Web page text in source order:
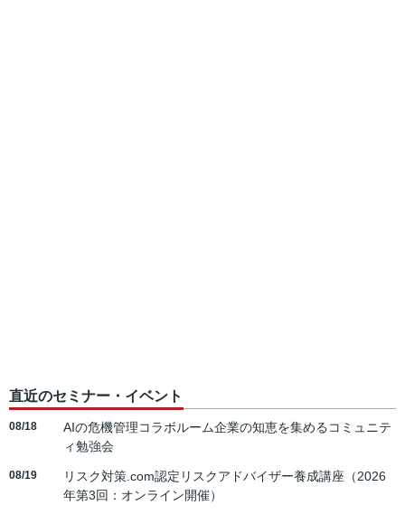
直近のセミナー・イベント
08/18
AIの危機管理コラボルーム企業の知恵を集めるコミュニテ
ィ勉強会
08/19
リスク対策.com認定リスクアドバイザー養成講座（2026
年第3回：オンライン開催）